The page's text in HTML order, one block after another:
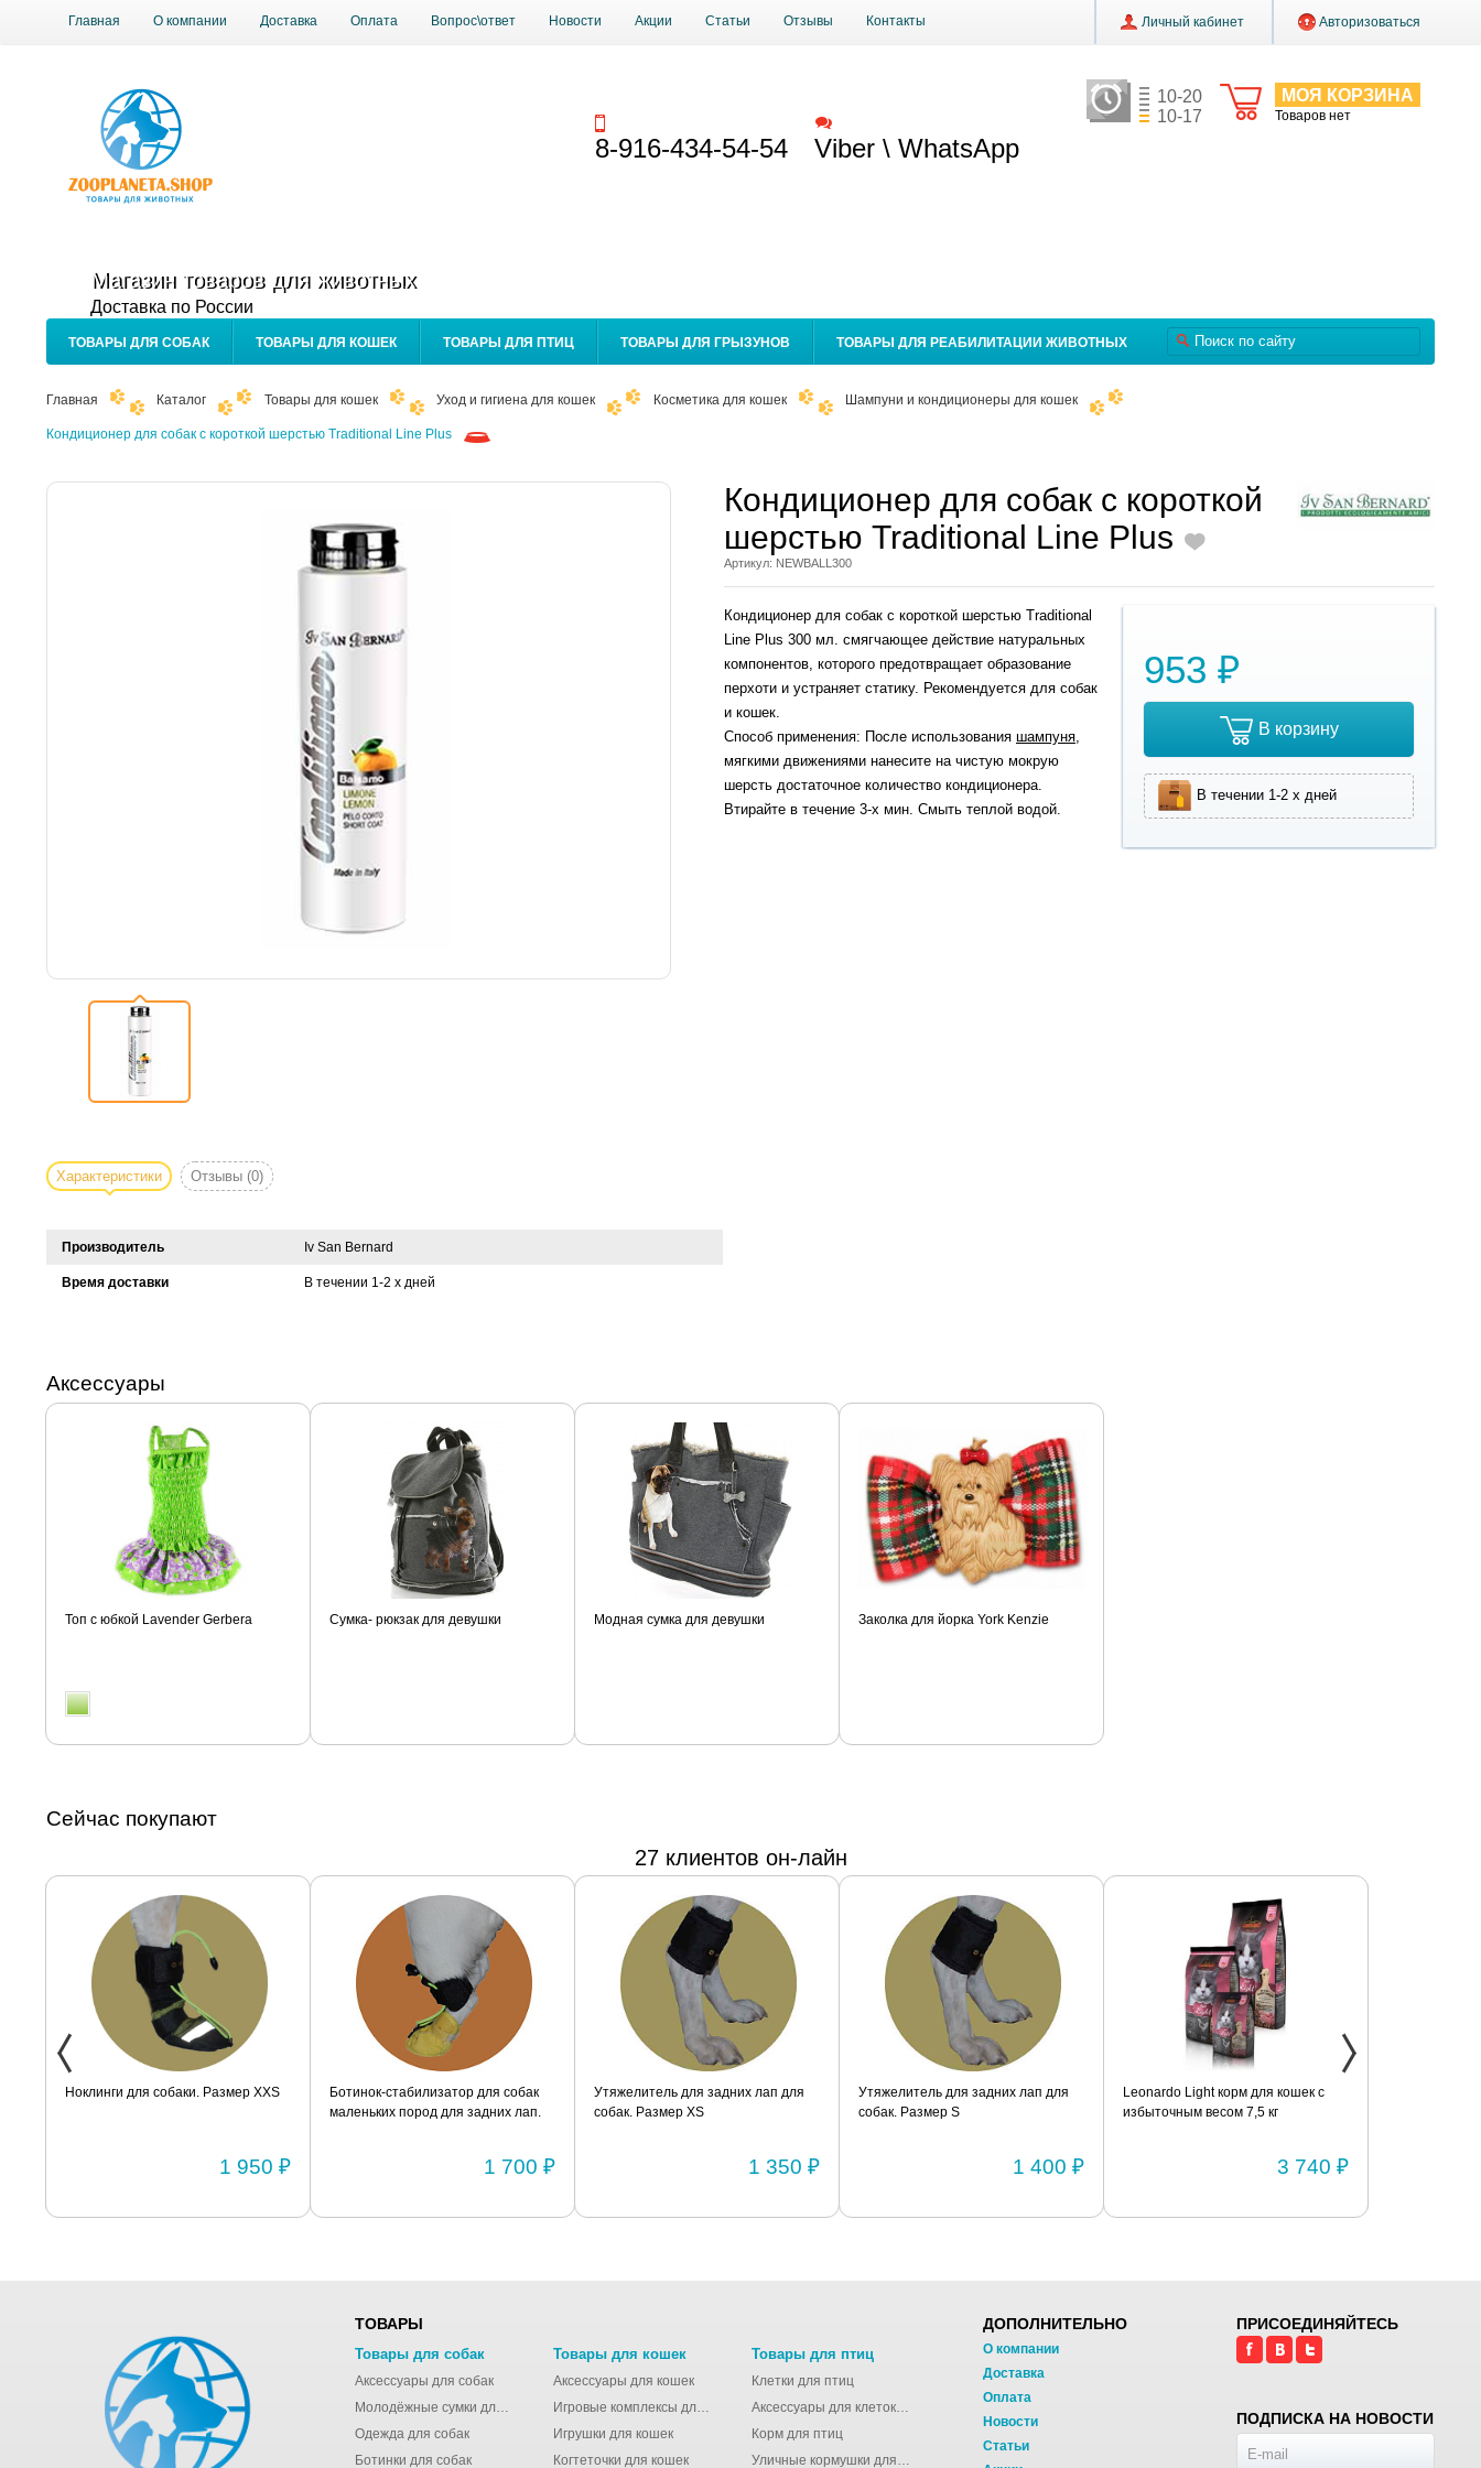
Главная О компании Доставка Оплата Вопрос\ответ Новости Акции Статьи Отзывы Контакты Личный кабинет Авторизоваться
МОЯ КОРЗИНА
Товаров нет
10-20
10-17
Магазин товаров для животных
Доставка по России
8-916-434-54-54 Viber \ WhatsApp
ТОВАРЫ ДЛЯ СОБАК ТОВАРЫ ДЛЯ КОШЕК ТОВАРЫ ДЛЯ ПТИЦ ТОВАРЫ ДЛЯ ГРЫЗУНОВ ТОВАРЫ ДЛЯ РЕАБИЛИТАЦИИ ЖИВОТНЫХ
Главная Каталог Товары для кошек Уход и гигиена для кошек Косметика для кошек Шампуни и кондиционеры для кошек
Кондиционер для собак с короткой шерстью Traditional Line Plus
Кондиционер для собак с короткой
шерстью Traditional Line Plus
Артикул: NEWBALL300
953 ₽
В корзину
В течении 1-2 х дней
Кондиционер для собак с короткой шерстью Traditional
Line Plus 300 мл. смягчающее действие натуральных
компонентов, которого предотвращает образование
перхоти и устраняет статику. Рекомендуется для собак
и кошек.
Способ применения: После использования шампуня,
мягкими движениями нанесите на чистую мокрую
шерсть достаточное количество кондиционера.
Втирайте в течение 3-х мин. Смыть теплой водой.
Характеристики Отзывы (0)
Производитель Iv San Bernard
Время доставки В течении 1-2 х дней
Аксессуары
Топ с юбкой Lavender Gerbera Сумка- рюкзак для девушки Модная сумка для девушки Заколка для йорка York Kenzie
Сейчас покупают
27 клиентов он-лайн
Ноклинги для собаки. Размер XXS
1 950 ₽
Ботинок-стабилизатор для собак
маленьких пород для задних лап.
1 700 ₽
Утяжелитель для задних лап для
собак. Размер XS
1 350 ₽
Утяжелитель для задних лап для
собак. Размер S
1 400 ₽
Leonardo Light корм для кошек с
избыточным весом 7,5 кг
3 740 ₽
ТОВАРЫ
Товары для собак
Аксессуары для собак
Молодёжные сумки для девушек
Одежда для собак
Ботинки для собак
Товары для кошек
Аксессуары для кошек
Игровые комплексы для кошек
Игрушки для кошек
Когтеточки для кошек
Товары для птиц
Клетки для птиц
Аксессуары для клеток для птиц
Корм для птиц
Уличные кормушки для птиц
ДОПОЛНИТЕЛЬНО
О компании
Доставка
Оплата
Новости
Статьи
ПРИСОЕДИНЯЙТЕСЬ
ПОДПИСКА НА НОВОСТИ